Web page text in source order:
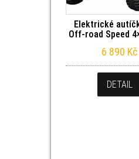
Elektrické
Off-road Speed
6 890 Kč
DETAIL